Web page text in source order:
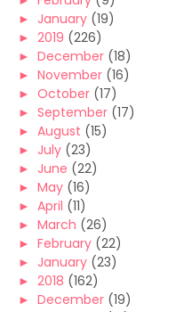
► January (19)
► 2019 (226)
► December (18)
► November (16)
► October (17)
► September (17)
► August (15)
► July (23)
► June (22)
► May (16)
► April (11)
► March (26)
► February (22)
► January (23)
► 2018 (162)
► December (19)